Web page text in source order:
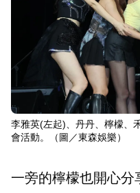
李雅英(左起)、丹丹、檸檬、
會活動。（圖／東森娛樂）
一旁的檸檬也開心分